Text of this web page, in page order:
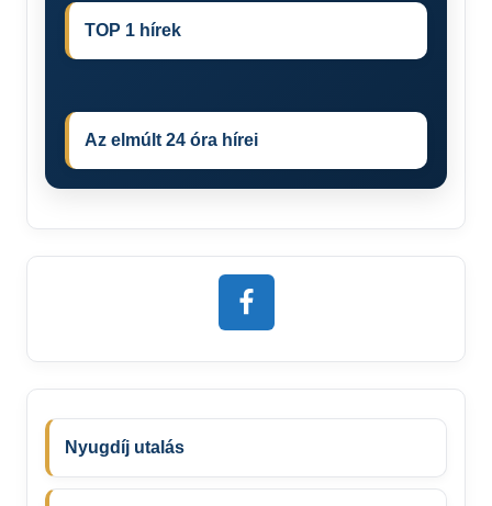
TOP 1 hírek
Az elmúlt 24 óra hírei
Nyugdíj utalás